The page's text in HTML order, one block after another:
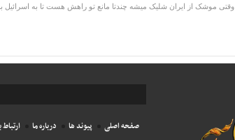
وقتی موشک از ایران شلیک میشه چندتا مانع تو راهش هست تا به اسرائیل برسه؟بهش فکر
صفحه اصلی پیوند ها درباره ما
ارتباط